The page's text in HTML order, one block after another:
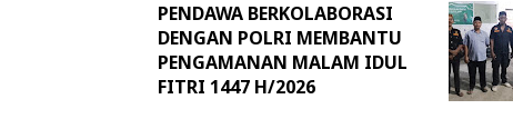
PENDAWA BERKOLABORASI
DENGAN POLRI MEMBANTU
PENGAMANAN MALAM IDUL
FITRI 1447 H/2026